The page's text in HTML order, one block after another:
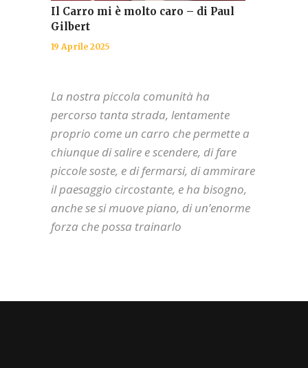
Il Carro mi è molto caro – di Paul
Gilbert
19 Aprile 2025
La nostra piccola comunità ha
percorso tanta strada, lentamente
proprio come un carro che permette a
chiunque di salire e scendere, di fare
piccole soste, e di fermarsi, di ammirare
il paesaggio circostante, e ha bisogno,
anche se si muove piano, di un’enorme
forza che possa trainarlo